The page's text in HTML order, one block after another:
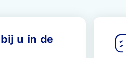
u in de